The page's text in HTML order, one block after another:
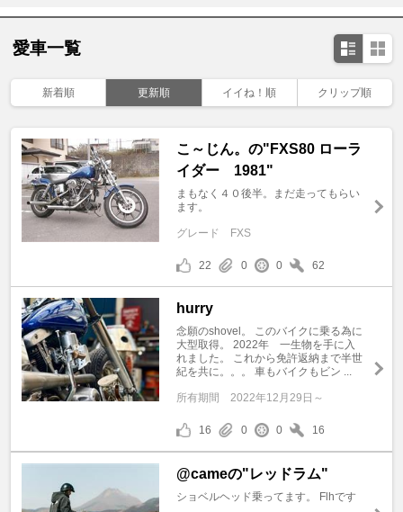
愛車一覧
新着順 更新順 イイね！順 クリップ順
こ～じん。の"FXS80 ローラ
イダー 1981"
まもなく４０後半。まだ走ってもらい
ます。
グレード FXS
22 0 0 62
hurry
念願のshovel。 このバイクに乗る為に
大型取得。 2022年 一生物を手に入
れました。 これから免許返納まで半世
紀を共に。。。 車もバイクもビン ...
所有期間 2022年12月29日～
16 0 0 16
@cameの"レッドラム"
ショベルヘッド乗ってます。 Flhです